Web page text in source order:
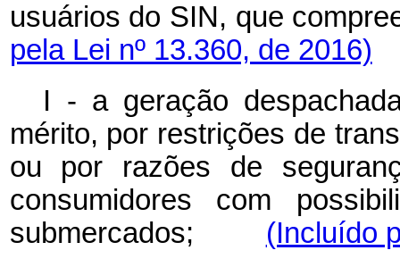
usuários do SIN, que
pela Lei nº 13.360, de 2016)
I - a geração
mérito, por restrições de
ou por razões de
consumidores com
submercados; (Incluído